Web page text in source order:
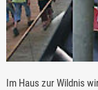
Im Haus zur Wildnis